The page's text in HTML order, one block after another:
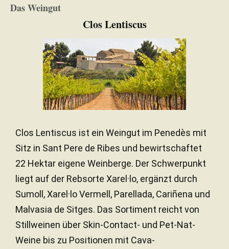
WEINBEREITUNG
36 Monate
Das Weingut
Clos Lentiscus
Clos Lentiscus ist ein Weingut im Penedès mit
Sitz in Sant Pere de Ribes und bewirtschaftet
22 Hektar eigene Weinberge. Der Schwerpunkt
liegt auf der Rebsorte Xarel·lo, ergänzt durch
Sumoll, Xarel·lo Vermell, Parellada, Cariñena und
Malvasia de Sitges. Das Sortiment reicht von
Stillweinen über Skin-Contact- und Pet-Nat-
Weine bis zu Positionen mit Cava-